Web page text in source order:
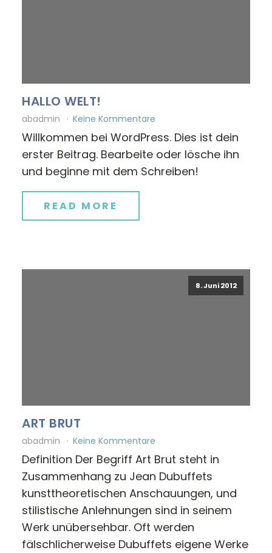
HALLO WELT!
abadmin Keine Kommentare
Willkommen bei WordPress. Dies ist dein
erster Beitrag. Bearbeite oder lösche ihn
und beginne mit dem Schreiben!
READ MORE
8. Juni 2012
ART BRUT
abadmin Keine Kommentare
Definition Der Begriff Art Brut steht in
Zusammenhang zu Jean Dubuffets
kunsttheoretischen Anschauungen, und
stilistische Anlehnungen sind in seinem
Werk unübersehbar. Oft werden
fälschlicherweise Dubuffets eigene Werke